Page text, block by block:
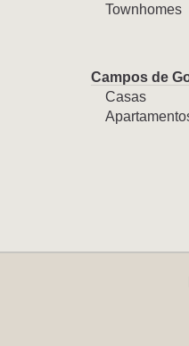
Townhomes
Campos de
Casas